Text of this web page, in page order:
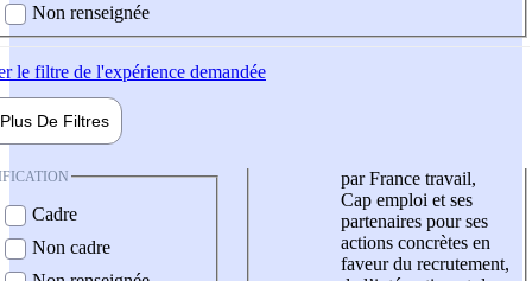
Non renseignée
le filtre de l'expérience demandée
Plus De Filtres
Cadre
Non cadre
par France travail,
Cap emploi et ses
partenaires pour ses
actions concrètes en
faveur du recrutement,